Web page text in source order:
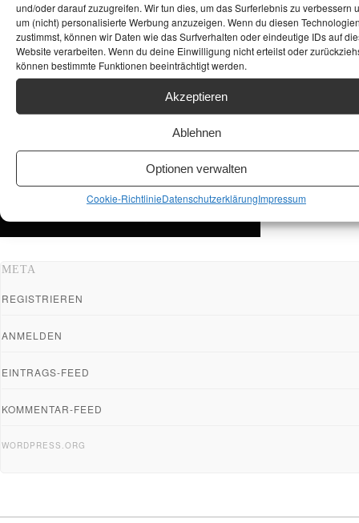
und/oder darauf zuzugreifen. Wir tun dies, um das Surferlebnis zu verbessern
um (nicht) personalisierte Werbung anzuzeigen. Wenn du diesen
zustimmst, können wir Daten wie das Surfverhalten oder eindeutige IDs auf
Website verarbeiten. Wenn du deine Einwilligung nicht erteilst oder
können bestimmte Funktionen beeinträchtigt werden.
Akzeptieren
Ablehnen
Optionen verwalten
Cookie-RichtlinieDatenschutzerklärungImpressum
META
REGISTRIEREN
ANMELDEN
EINTRAGS-FEED
KOMMENTAR-FEED
WORDPRESS.ORG